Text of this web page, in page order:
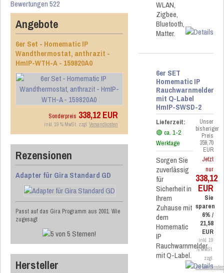
Bewertungen 522
Angebote
6er Set - Homematic IP
Wandthermostat, anthrazit -
HmIP-WTH-A - 159820A0
Sonderpreis 338,12 EUR
inkl. 19 % MwSt. zzgl. Versandkosten
Rezensionen
Adapter für Gira Standard GD
Passt auf das Gira Programm aus 2001. Wie
zugesagt
Hersteller
WLAN,
Zigbee,
Bluetooth,
Matter.
6er SET
Homematic IP
Rauchwarnmelder
mit Q-Label
HmIP-SWSD-2
Lieferzeit:
🟢 ca. 1-2
Werktage
Sorgen Sie
zuverlässig
für
Sicherheit in
Ihrem
Zuhause mit
dem
Homematic
IP
Rauchwarnmelder
mit Q-Label.
Unser
bisheriger
Preis
359,70
EUR
Jetzt
nur
338,12
EUR
Sie
sparen
6% /
21,58
EUR
inkl. 19
% MwSt.
zzgl.
Versandkosten